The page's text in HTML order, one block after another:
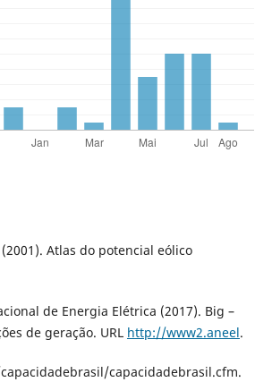
Atlas do potencial eólico
de Energia Elétrica (2017). Big –
de geração. URL http://www2.aneel.
capacidadebrasil.cfm.